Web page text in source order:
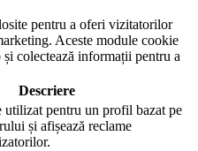
pentru a oferi vizitatorilor
Aceste module cookie
colectează informații pentru a
Descriere
utilizat pentru un profil bazat pe
și afișează reclame